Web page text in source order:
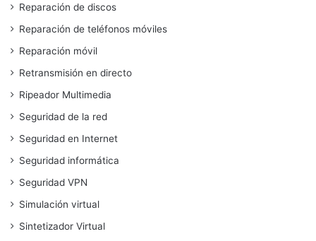
Reparación de discos
Reparación de teléfonos móviles
Reparación móvil
Retransmisión en directo
Ripeador Multimedia
Seguridad de la red
Seguridad en Internet
Seguridad informática
Seguridad VPN
Simulación virtual
Sintetizador Virtual